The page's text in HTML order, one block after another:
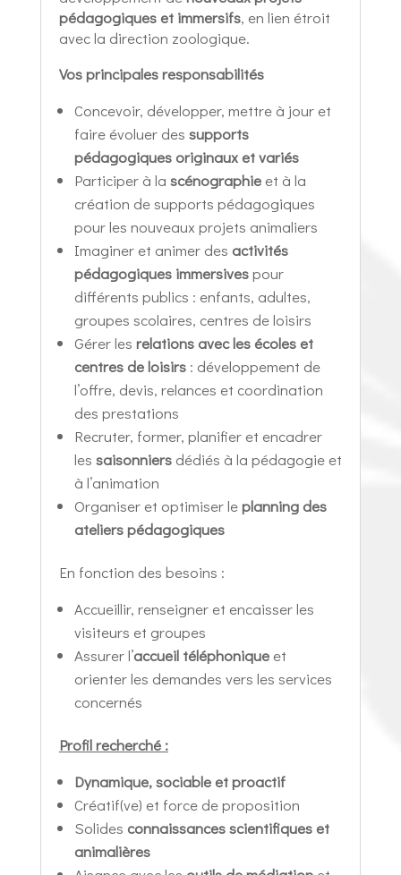
pédagogiques et immersifs, en lien étroit
avec la direction zoologique.
Vos principales responsabilités
Concevoir, développer, mettre à jour et
faire évoluer des supports
pédagogiques originaux et variés
Participer à la scénographieet à la
création de supports pédagogiques
pour les nouveaux projets animaliers
Imaginer et animer des activités
pédagogiques immersivespour
différents publics : enfants, adultes,
groupes scolaires, centres de loisirs
Gérer les relations avec les écoles et
centres de loisirs: développement de
l’offre, devis, relances et coordination
des prestations
Recruter, former, planifier et encadrer
les saisonniersdédiés à la pédagogie et
à l’animation
Organiser et optimiser leplanning des
ateliers pédagogiques
En fonction des besoins :
Accueillir, renseigner et encaisser les
visiteurs et groupes
Assurer l’accueil téléphoniqueet
orienter les demandes vers les services
concernés
Profil recherché :
Dynamique, sociable et proactif
Créatif(ve) et force de proposition
Solides connaissances scientifiques et
animalières